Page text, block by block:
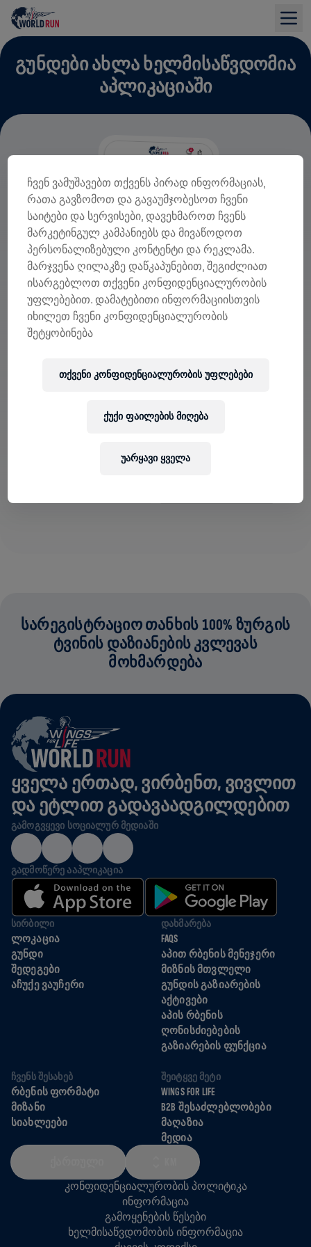
ᲒᲣᲜᲓᲔᲑᲘ ᲐᲮᲚᲐ ᲮᲔᲚᲛᲘᲡᲐᲬᲕᲓᲝᲛᲘᲐ
ᲐᲞᲚᲘᲙᲐᲪᲘᲐᲨᲘ
ᲜᲐᲮᲔ ᲒᲣᲜᲓᲔᲑᲘ ᲐᲞᲚᲘᲙᲐᲪᲘᲐᲨᲘ
— ისაუბრეთ, თვალყური ადევნეთ თქვენს
ᲡᲐᲠᲔᲒᲘᲡᲢᲠᲐᲪᲘᲝ ᲗᲐᲜᲮᲘᲡ 100% ᲖᲣᲠᲒᲘᲡ
ᲢᲕᲘᲜᲘᲡ ᲓᲐᲖᲘᲐᲜᲔᲑᲘᲡ ᲙᲕᲚᲔᲕᲐᲡ
ᲛᲝᲮᲛᲐᲠᲓᲔᲑᲐ
ᲧᲕᲔᲚᲐ ᲔᲠᲗᲐᲓ, ᲕᲘᲠᲑᲔᲜᲗ, ᲕᲘᲕᲚᲘᲗ
ᲓᲐ ᲔᲢᲚᲘᲗ ᲒᲐᲓᲐᲕᲐᲐᲓᲒᲘᲚᲓᲔᲑᲘᲗ
ᲒᲐᲛᲝᲒᲕᲧᲔᲕᲘ ᲡᲝᲪᲘᲐᲚᲣᲠ ᲛᲔᲓᲘᲐᲨᲘ
ᲒᲐᲓᲛᲝᲬᲔᲠᲔ ᲐᲐᲞᲚᲘᲙᲐᲪᲘᲐ
ᲡᲘᲠᲑᲘᲚᲘ
ᲚᲝᲙᲐᲪᲘᲐ
ᲒᲣᲜᲓᲘ
ᲨᲔᲓᲔᲒᲔᲑᲘ
ᲐᲩᲣᲥᲔ ᲕᲐᲣᲩᲔᲠᲘ
ᲓᲐᲮᲛᲐᲠᲔᲑᲐ
FAQS
ᲐᲞᲘᲗ ᲠᲑᲔᲜᲘᲡ ᲛᲔᲜᲔᲯᲔᲠᲘ
ᲛᲘᲖᲜᲘᲡ ᲛᲗᲕᲚᲔᲚᲘ
ᲒᲣᲜᲓᲘᲡ ᲒᲐᲖᲘᲐᲠᲔᲑᲘᲡ
ᲐᲥᲢᲘᲕᲔᲑᲘ
ᲐᲞᲘᲡ ᲠᲑᲔᲜᲘᲡ
ᲦᲝᲜᲘᲡᲫᲘᲔᲑᲔᲑᲘᲡ
ᲒᲐᲖᲘᲐᲠᲔᲑᲘᲡ ᲤᲣᲜᲥᲪᲘᲐ
ᲩᲕᲔᲜᲡ ᲨᲔᲡᲐᲮᲔᲑ
ᲠᲑᲔᲜᲘᲡ ᲤᲝᲠᲛᲐᲢᲘ
ᲛᲘᲖᲐᲜᲘ
ᲡᲘᲐᲮᲚᲔᲔᲑᲘ
ᲨᲔᲘᲢᲧᲕᲔ ᲛᲔᲢᲘ
WINGS FOR LIFE
B2B ᲨᲔᲡᲐᲫᲚᲔᲑᲚᲝᲑᲔᲑᲘ
ᲛᲐᲦᲐᲖᲘᲐ
ᲛᲔᲓᲘᲐ
კონფიდენციალურობის პოლიტიკა
ინფორმაცია
გამოყენების წესები
ხელმისაწვდომობის ინფორმაცია
ჩვენ ვამუშავებთ თქვენს პირად ინფორმაციას,
რათა გავზომოთ და გავაუმჯობესოთ ჩვენი
საიტები და სერვისები, დავეხმაროთ ჩვენს
მარკეტინგულ კამპანიებს და მივაწოდოთ
პერსონალიზებული კონტენტი და რეკლამა.
მარჯვენა ღილაკზე დაწკაპუნებით, შეგიძლიათ
ისარგებლოთ თქვენი კონფიდენციალურობის
უფლებებით. დამატებითი ინფორმაციისთვის
იხილეთ ჩვენი კონფიდენციალურობის
შეტყობინება
თქვენი კონფიდენციალურობის უფლებები
უარყავი ყველა
ქუქი ფაილების მიღება